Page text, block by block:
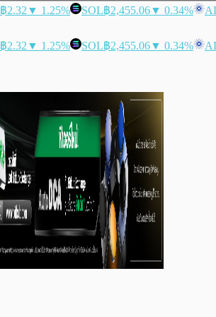
฿2.32 ▼ 1.25% SOL฿2,455.06▼ 0.34%
฿2.32 ▼ 1.25% SOL฿2,455.06▼ 0.34%